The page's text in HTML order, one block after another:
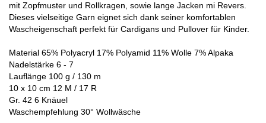
mit Zopfmuster und Rollkragen, sowie lange Jacken mi Revers.
Dieses vielseitige Garn eignet sich dank seiner komfortablen
Wascheigenschaft perfekt für Cardigans und Pullover für Kinder.
Material 65% Polyacryl 17% Polyamid 11% Wolle 7% Alpaka
Nadelstärke 6 - 7
Lauflänge 100 g / 130 m
10 x 10 cm 12 M / 17 R
Gr. 42 6 Knäuel
Waschempfehlung 30° Wollwäsche